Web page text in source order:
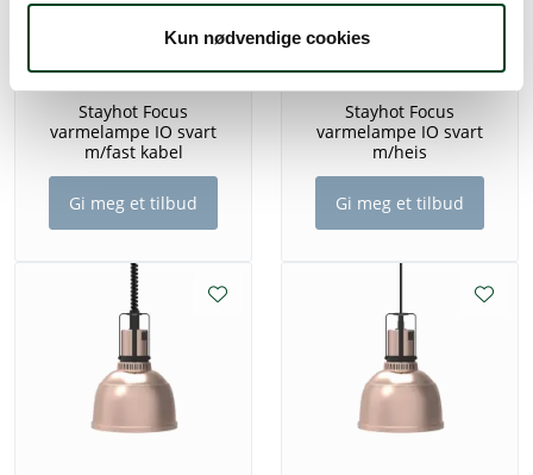
Kun nødvendige cookies
Stayhot Focus
varmelampe IO svart
m/fast kabel
Gi meg et tilbud
Stayhot Focus
varmelampe IO svart
m/heis
Gi meg et tilbud